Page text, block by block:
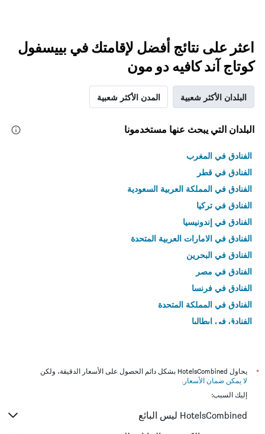
اعثر على نتائج أفضل لإقامتك في بييسفول
كوتاج آند كافيه دو مون
البلدان الأكثر شعبية المدن الأكثر شعبية
البلدان التي يبحث عنها مستخدمونا
الفنادق في المغرب
الفنادق في قطر
الفنادق في المملكة العربية السعودية
الفنادق في تركيا
الفنادق في إندونيسيا
الفنادق في الامارات العربية المتحدة
الفنادق في البحرين
الفنادق في مصر
الفنادق في فرنسا
الفنادق في المملكة المتحدة
الفنادق في إيطاليا
*
يحاول HotelsCombined بشكل دائم الحصول على الأسعار الدقيقة، ولكن
لا يمكن ضمان الأسعار .
إليك السبب:
HotelsCombined ليس البائع